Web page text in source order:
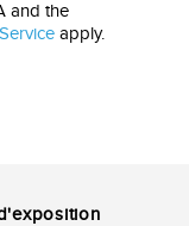
and the
apply.